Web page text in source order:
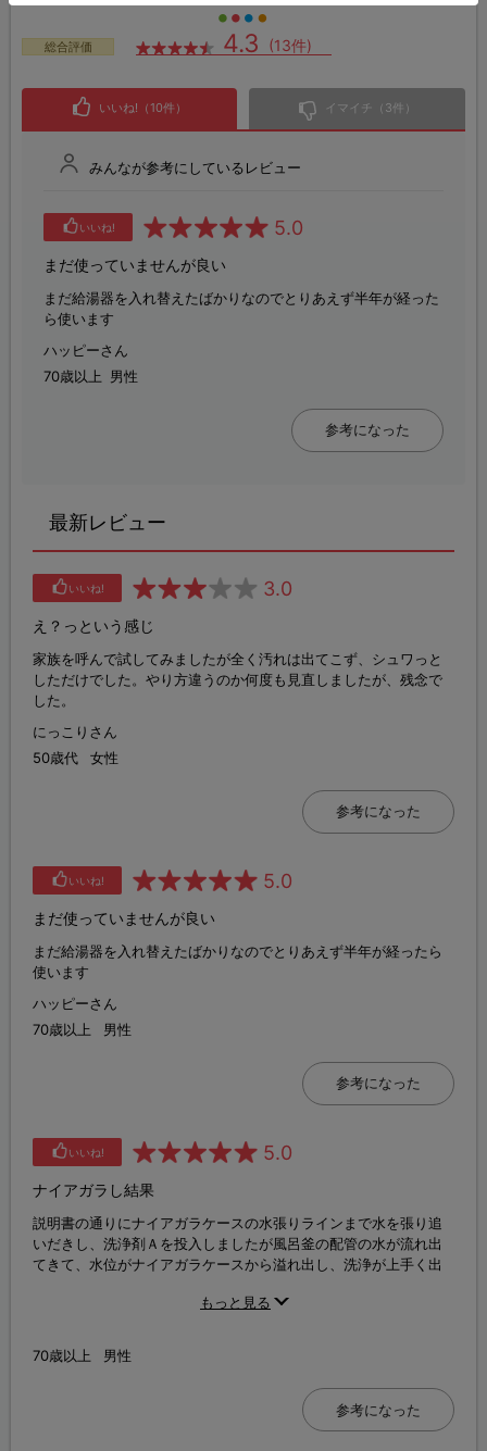
総合評価 4.3 (13件)
いいね!（10件） イマイチ（3件）
みんなが参考にしているレビュー
いいね! 5.0
まだ使っていませんが良い
まだ給湯器を入れ替えたばかりなのでとりあえず半年が経った
ら使います
ハッピーさん
70歳以上 男性
参考になった
最新レビュー
いいね! 3.0
え？っという感じ
家族を呼んで試してみましたが全く汚れは出てこず、シュワっと
しただけでした。やり方違うのか何度も見直しましたが、残念で
した。
にっこりさん
50歳代
女性
参考になった
いいね! 5.0
まだ使っていませんが良い
まだ給湯器を入れ替えたばかりなのでとりあえず半年が経ったら
使います
ハッピーさん
70歳以上
男性
参考になった
いいね! 5.0
ナイアガラし結果
説明書の通りにナイアガラケースの水張りラインまで水を張り追
いだきし、洗浄剤Ａを投入しましたが風呂釜の配管の水が流れ出
てきて、水位がナイアガラケースから溢れ出し、洗浄が上手く出
もっと見る
70歳以上 男性
参考になった